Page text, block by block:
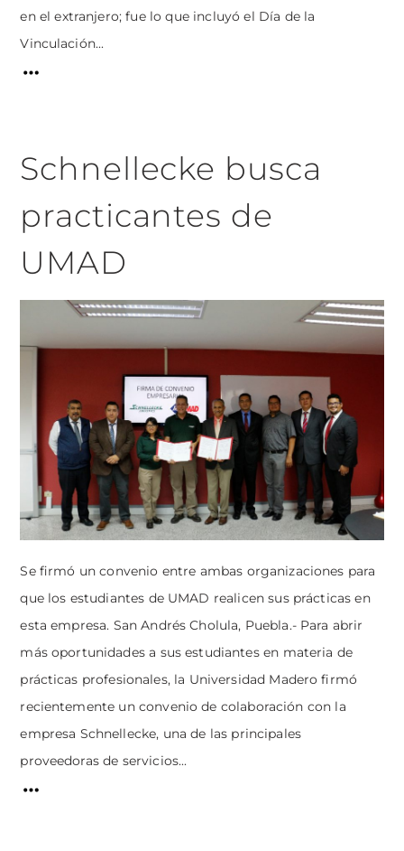
en el extranjero; fue lo que incluyó el Día de la
Vinculación...
Schnellecke busca
practicantes de
UMAD
Se firmó un convenio entre ambas organizaciones para
que los estudiantes de UMAD realicen sus prácticas en
esta empresa. San Andrés Cholula, Puebla.- Para abrir
más oportunidades a sus estudiantes en materia de
prácticas profesionales, la Universidad Madero firmó
recientemente un convenio de colaboración con la
empresa Schnellecke, una de las principales
proveedoras de servicios...